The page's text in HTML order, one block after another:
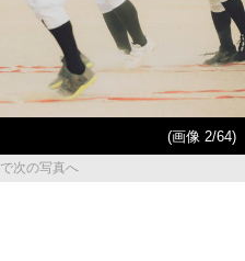
(画像 2/64)
次の写真へ